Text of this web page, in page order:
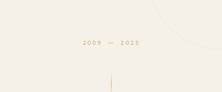
2009 — 2025